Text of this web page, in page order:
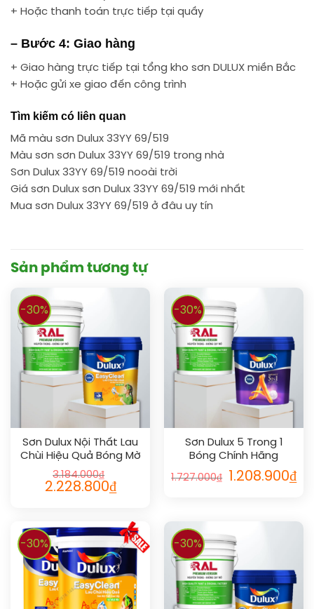
+ Hoặc thanh toán trực tiếp tại quầy
– Bước 4: Giao hàng
+ Giao hàng trực tiếp tại tổng kho sơn DULUX miền Bắc
+ Hoặc gửi xe giao đến công trình
Tìm kiếm có liên quan
Mã màu sơn Dulux 33YY 69/519
Màu sơn sơn Dulux 33YY 69/519 trong nhà
Sơn Dulux 33YY 69/519 nooài trời
Giá sơn Dulux sơn Dulux 33YY 69/519 mới nhất
Mua sơn Dulux 33YY 69/519 ở đâu uy tín
Sản phẩm tương tự
-30%
Sơn Dulux Nội Thất Lau
Chùi Hiệu Quả Bóng Mờ
3.184.000₫
2.228.800₫
-30%
Sơn Dulux 5 Trong 1
Bóng Chính Hãng
1.727.000₫ 1.208.900₫
-30% -30%